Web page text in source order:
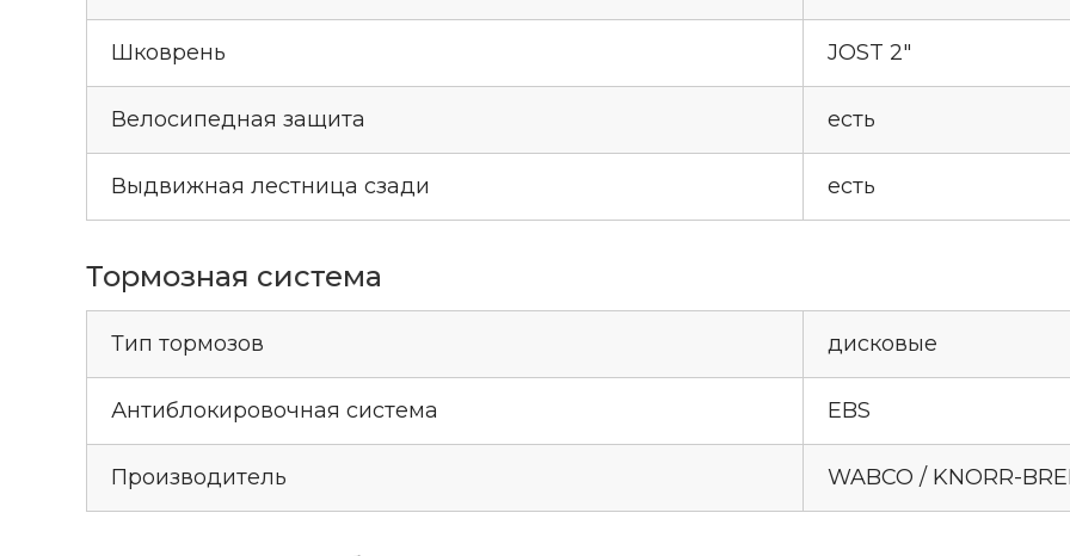
Шковрень JOST 2"
Велосипедная защита есть
Выдвижная лестница сзади есть
Тормозная система
Тип тормозов дисковые
Антиблокировочная система EBS
Производитель WABCO / KNORR-